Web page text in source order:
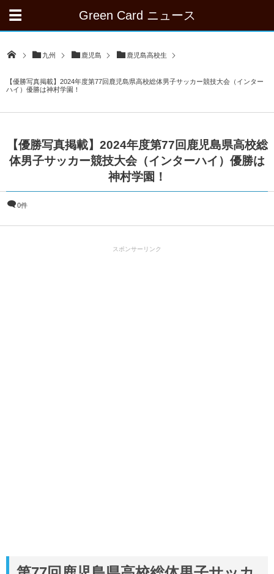
Green Card ニュース
九州 鹿児島 鹿児島高校生
【優勝写真掲載】2024年度第77回鹿児島県高校総体男子サッカー競技大会（インター
ハイ）優勝は神村学園！
【優勝写真掲載】2024年度第77回鹿児島県高校総
体男子サッカー競技大会（インターハイ）優勝は
神村学園！
0件
スポンサーリンク